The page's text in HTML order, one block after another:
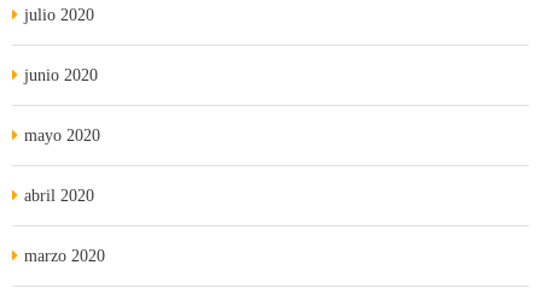
julio 2020
junio 2020
mayo 2020
abril 2020
marzo 2020